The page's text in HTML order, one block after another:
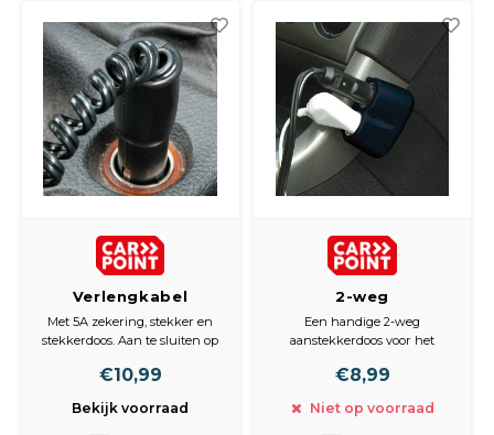
Verlengkabel
sigarettenplug 12-
24V 3m max 5A
Met 5A zekering, stekker en
stekkerdoos. Aan te sluiten op
€10,99
Bekijk voorraad
2-weg
Aanstekerdoos CE
12V 5A
Een handige 2-weg
aanstekkerdoos voor het
accessoires. Beveiligd met 5A
€8,99
Niet op voorraad